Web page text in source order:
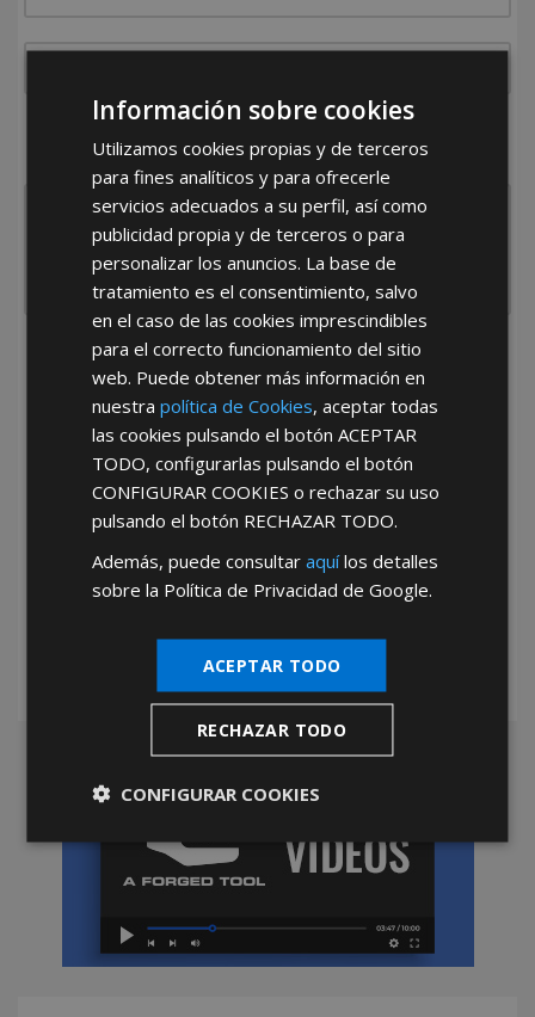
España
Portugal Otros
He leído y acepto laPolítica de Privacidad
*Abstenerse particulares, sólo venta a tiendas y empresas minoristas y
Información sobre cookies
Utilizamos cookies propias y de terceros
para fines analíticos y para ofrecerle
servicios adecuados a su perfil, así como
publicidad propia y de terceros o para
personalizar los anuncios. La base de
tratamiento es el consentimiento, salvo
en el caso de las cookies imprescindibles
para el correcto funcionamiento del sitio
web. Puede obtener más información en
nuestrapolítica de Cookies, aceptar todas
las cookies pulsando el botónACEPTAR
TODO, configurarlas pulsando el botón
CONFIGURAR COOKIES o rechazar su uso
pulsando el botón RECHAZAR TODO.
Además, puede consultaraquílos detalles
sobre la Política de Privacidad de Google.
ACEPTAR TODO
RECHAZAR TODO
CONFIGURAR COOKIES